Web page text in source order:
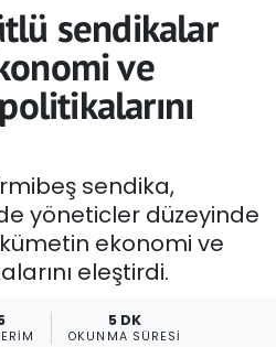
sendikalar
ve
sendika,
yöneticler düzeyinde
ekonomi ve
eleştirdi.
5 DK
OKUNMA SÜRESI